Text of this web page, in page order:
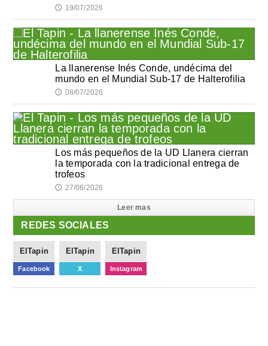
🕔 19/07/2026
La llanerense Inés Conde, undécima del
mundo en el Mundial Sub-17 de Halterofilia
🕔 08/07/2026
Los más pequeños de la UD Llanera cierran
la temporada con la tradicional entrega de
trofeos
🕔 27/06/2026
Leer mas
REDES SOCIALES
ElTapin
Facebook
ElTapin
X
ElTapin
Instagram